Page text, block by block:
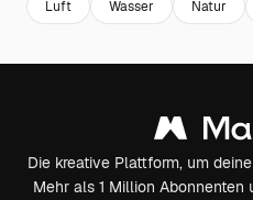
Luft Wasser Natur
Die kreative Plattform, um
Mehr als 1 Million Abonnenten